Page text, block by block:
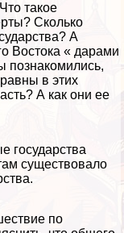
такое
Сколько
А
Востока « дарами
познакомились,
в этих
А как они ее
государства
существовало
по